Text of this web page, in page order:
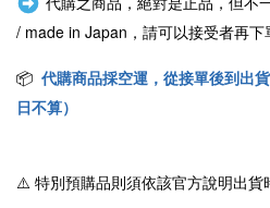
/ made in Japan ，請可以接受者再下
📦 代購商品採空運，從接單後到出
日不算）
⚠️ 特別預購品則須依該官方說明出貨